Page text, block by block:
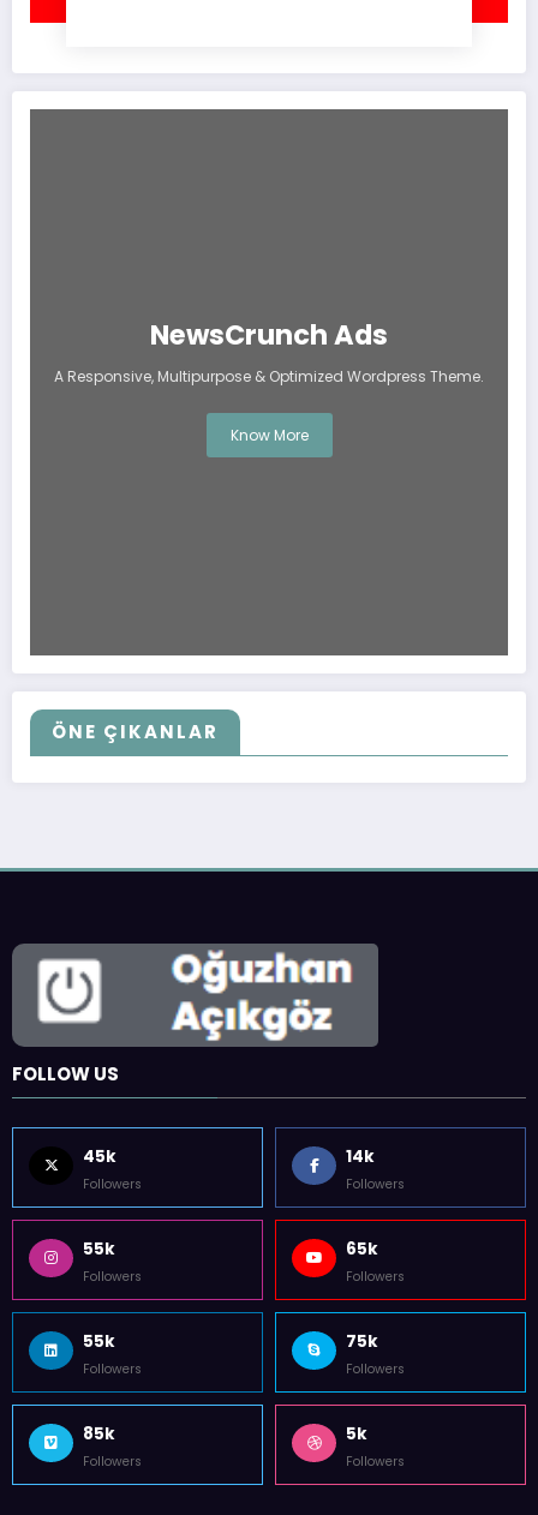
NewsCrunch Ads
A Responsive, Multipurpose & Optimized Wordpress Theme.
Know More
ÖNE ÇIKANLAR
FOLLOW US
45k
Followers
14k
Followers
55k
Followers
65k
Followers
55k
Followers
75k
Followers
85k
Followers
5k
Followers